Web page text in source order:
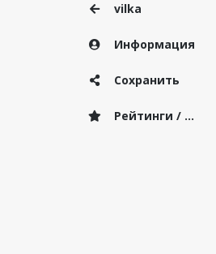
vilka
Информация
Сохранить
Рейтинги / Отзывы